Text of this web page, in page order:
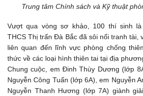
Trung tâm Chính sách và Kỹ thuật
Vượt qua vòng sơ khảo, 100 thí sinh
THCS Thị trấn Đà Bắc đã sôi nổi tranh tài,
liên quan đến lĩnh vực phòng chống
thức về các loại hình thiên tai tại địa
Chung cuộc, em Đinh Thùy Dương (lớp
Nguyễn Công Tuấn (lớp 6A), em Nguyễn
Nguyễn Thanh Hương (lớp 7A) giành